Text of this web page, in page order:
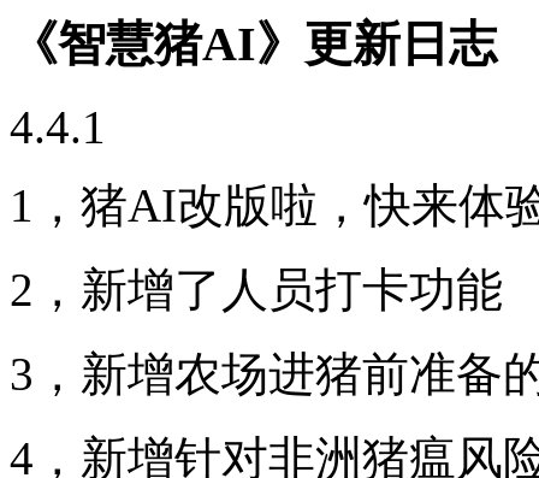
《智慧猪AI》更新日志
4.4.1
1，猪AI改版啦，快来体
2，新增了人员打卡功能
3，新增农场进猪前准备
4，新增针对非洲猪瘟风